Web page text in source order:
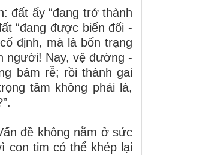
đất ấy “đang trở thành
“đang được biến đổi -
định, mà là bốn trạng
người! Nay, vệ đường -
bám rễ; rồi thành gai
tâm không phải là,
đề không nằm ở sức
con tim có thể khép lại